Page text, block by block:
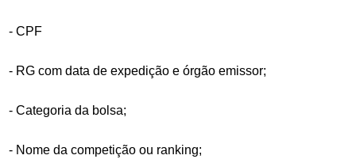
- CPF
- RG com data de expedição e órgão emissor;
- Categoria da bolsa;
- Nome da competição ou ranking;